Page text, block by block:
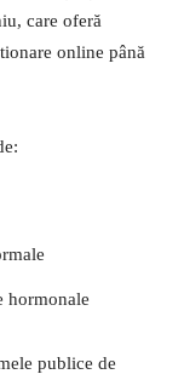
care oferă
online până
hormonale
publice de